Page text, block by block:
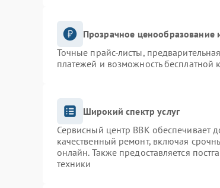
Прозрачное ценообразование
Точные прайс-листы,
платежей и возможность бесплатной
Широкий спектр услуг
Сервисный центр BBK обеспечивает
качественный ремонт, включая
онлайн. Также предоставляется
техники